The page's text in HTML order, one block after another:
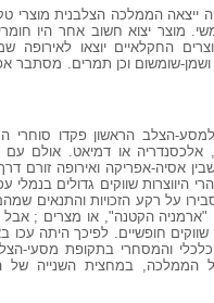
ייצאה הממלכה הצלבנית מוצרי
מוצר יצוא חשוב אחר היו
החקלאיים יוצאו לאירופה
ושמן-שומשום וכן תמרים. מסתבר
הצלב הראשון פקדו סוחרי
אלכסנדריה או דמיאט. אולם עם
אסיה-אפריקה ואירופה זורם
שווקים גדולים בנמלי
על רקע הזכויות והתנאים
"ארמניה הקטנה", או מצרים ;
שווקים חופשיים. לפיכך היתה עכו
והמסחרי בתקופת מסעי-
הממלכה, במחצית השנייה של